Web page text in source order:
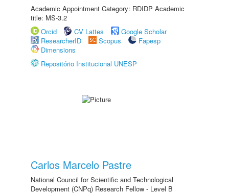
Academic Appointment Category: RDIDP Academic
title: MS-3.2
Orcid
CV Lattes
Google Scholar
ResearcherID
Scopus
Fapesp
Dimensions
Repositório Institucional UNESP
Carlos Marcelo Pastre
National Council for Scientific and Technological
Development (CNPq) Research Fellow - Level B